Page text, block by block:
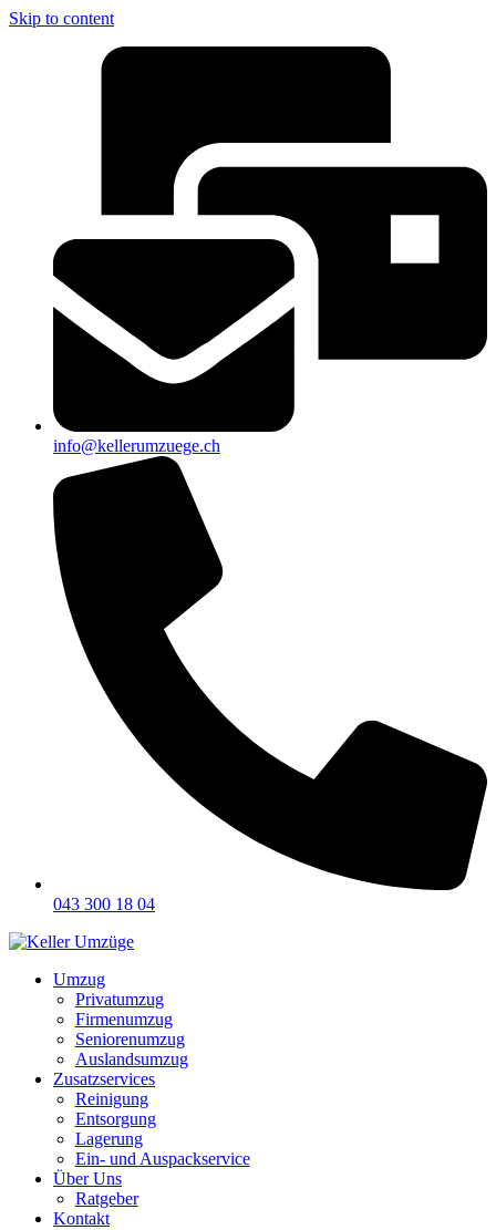
Skip to content
info@kellerumzuege.ch
043 300 18 04
Umzug
Privatumzug
Firmenumzug
Seniorenumzug
Auslandsumzug
Zusatzservices
Reinigung
Entsorgung
Lagerung
Ein- und Auspackservice
Über Uns
Ratgeber
Kontakt